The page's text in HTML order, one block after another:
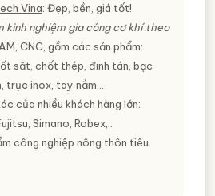
Vina: Đẹp, bền, giá tốt!
kinh nghiệm gia công cơ khí theo
CNC, gồm các sản phẩm:
săt, chốt thép, đinh tán, bạc
trục inox, tay nắm,..
của nhiều khách hàng lớn:
Simano, Robex,..
công nghiệp nông thôn tiêu